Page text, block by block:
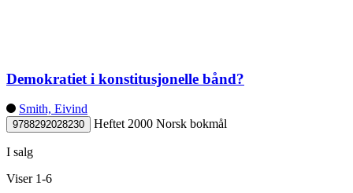
Demokratiet i konstitusjonelle bånd?
Smith, Eivind
9788292028230 Heftet 2000 Norsk bokmål
I salg
Viser 1-6